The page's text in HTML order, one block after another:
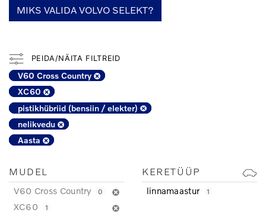
MIKS VALIDA VOLVO SELEKT?
PEIDA/NÄITA FILTREID
V60 Cross Country
XC60
pistikhübriid (bensiin / elekter)
nelikvedu
Aasta
MUDEL
V60 Cross Country 0
XC60 1
KERETÜÜP
linnamaastur 1